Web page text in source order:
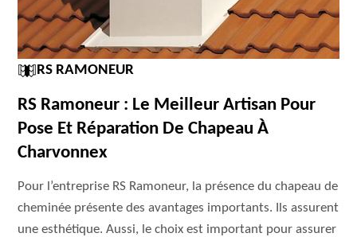
RS RAMONEUR
RS Ramoneur : Le Meilleur Artisan Pour
Pose Et Réparation De Chapeau À
Charvonnex
Pour l’entreprise RS Ramoneur, la présence du chapeau de
cheminée présente des avantages importants. Ils assurent
une esthétique. Aussi, le choix est important pour assurer